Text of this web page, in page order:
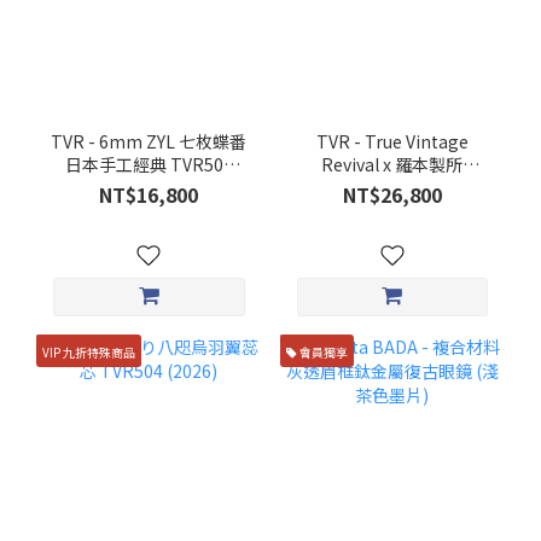
TVR - 6mm ZYL 七枚蝶番
日本手工經典 TVR505
(2026)
NT$16,800
TVR - True Vintage
Revival x 羅本製所
「Diamond Cut SERIES
1」(2 Colors)
NT$26,800
VIP 九折特殊商品 會員獨享